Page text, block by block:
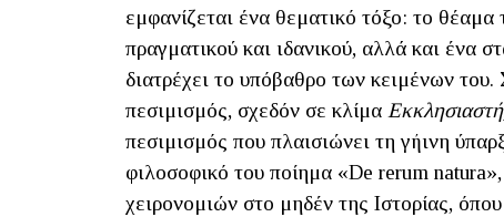
εμφανίζεται ένα θεματικό τόξο: το
πραγματικού και ιδανικού, αλλά και ένα
διατρέχει το υπόβαθρο των κειμένων
πεσιμισμός, σχεδόν σε κλίμα
πεσιμισμός που πλαισιώνει τη γήινη
φιλοσοφικό του ποίημα «De rerum
χειρονομιών στο μηδέν της Ιστορίας,